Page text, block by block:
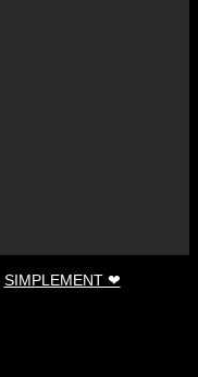
SIMPLEMENT ❤